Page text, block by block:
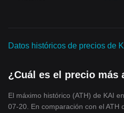
Datos históricos de precios de
¿Cuál es el precio más
El máximo histórico (ATH) de KAI
07-20. En comparación con el ATH